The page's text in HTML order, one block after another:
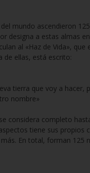
mundo ascendieron
designa a estas almas
al «Haz de Vida»,
de ellas, está escrito:
tierra que voy a hacer,
nombre»
considera completo
tiene sus propios
En total, forman 125